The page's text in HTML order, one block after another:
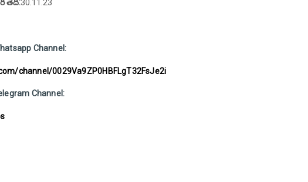
తేదీ:30.11.23
Channel:
channel/0029Va9ZP0HBFLgT32FsJe2i
Channel: